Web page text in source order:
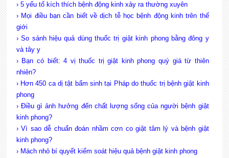
› 5 yếu tố kích thích bệnh động kinh xảy ra thường xuyên
› Mọi điều bạn cần biết về dịch tễ học bệnh động kinh trên thế
giới
› So sánh hiệu quả dùng thuốc trị giật kinh phong bằng đông y
và tây y
› Bạn có biết: 4 vị thuốc trị giật kinh phong quý giá từ thiên
nhiên?
› Hơn 450 ca dị tật bấm sinh tại Pháp do thuốc trị bệnh giật kinh
phong
› Điều gì ảnh hưởng đến chất lượng sống của người bệnh giật
kinh phong?
› Vì sao dễ chuẩn đoán nhầm cơn co giật tâm lý và bệnh giật
kinh phong?
› Mách nhỏ bí quyết kiểm soát hiệu quả bệnh giật kinh phong